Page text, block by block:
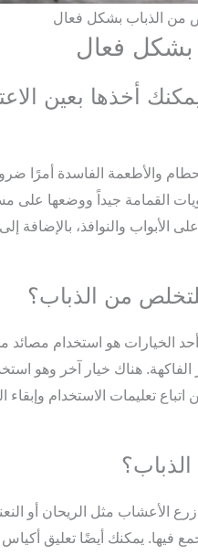
من الذباب بشكل فعال
بشكل فعال
أخذها بعين
والأطعمة الفاسدة أمرًا
القمامة جيداً ووضعها على
الأبواب والنوافذ، بالإضافة
من الذباب؟
الخيارات هو استخدام مصائد
الفاكهة. هناك خيار آخر وهو
تعليمات الاستخدام وإبقاء
الأعشاب مثل الريحان أو
فيها. يمكنك أيضًا تعليق